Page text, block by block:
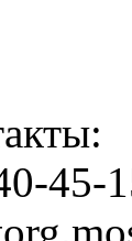
45-